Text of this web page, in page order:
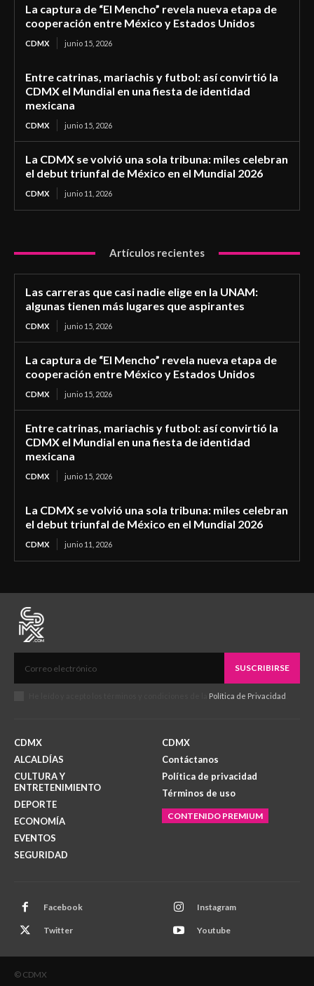
La captura de “El Mencho” revela nueva etapa de
cooperación entre México y Estados Unidos
CDMX junio 15, 2026
Entre catrinas, mariachis y futbol: así convirtió la
CDMX el Mundial en una fiesta de identidad
mexicana
CDMX junio 15, 2026
La CDMX se volvió una sola tribuna: miles celebran
el debut triunfal de México en el Mundial 2026
CDMX junio 11, 2026
Artículos recientes
Las carreras que casi nadie elige en la UNAM:
algunas tienen más lugares que aspirantes
CDMX junio 15, 2026
La captura de “El Mencho” revela nueva etapa de
cooperación entre México y Estados Unidos
CDMX junio 15, 2026
Entre catrinas, mariachis y futbol: así convirtió la
CDMX el Mundial en una fiesta de identidad
mexicana
CDMX junio 15, 2026
La CDMX se volvió una sola tribuna: miles celebran
el debut triunfal de México en el Mundial 2026
CDMX junio 11, 2026
SUSCRIBIRSE
Política de Privacidad
CDMX
ALCALDÍAS
CULTURA Y
ENTRETENIMIENTO
DEPORTE
ECONOMÍA
EVENTOS
SEGURIDAD
CDMX
Contáctanos
Política de privacidad
Términos de uso
CONTENIDO PREMIUM
Facebook Instagram
Twitter Youtube
© CDMX